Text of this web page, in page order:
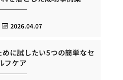
2026.04.07
に試したい5つの簡単なセ
フケア